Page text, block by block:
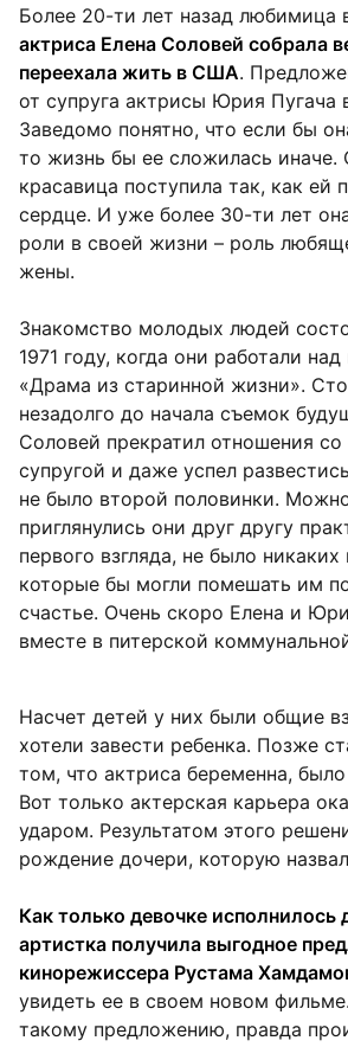
Более 20-ти лет назад любимица
актриса Елена Соловей собрала
переехала жить в США.
от супруга актрисы Юрия Пугача
Заведомо понятно, что если бы
то жизнь бы ее сложилась иначе.
красавица поступила так, как ей
сердце. И уже более 30-ти лет
роли в своей жизни – роль
жены.
Знакомство молодых людей
1971 году, когда они работали
«Драма из старинной жизни».
незадолго до начала съемок
Соловей прекратил отношения со
супругой и даже успел
не было второй половинки.
приглянулись они друг другу
первого взгляда, не было никаких
которые бы могли помешать им
счастье. Очень скоро Елена и
вместе в питерской
Насчет детей у них были общие
хотели завести ребенка. Позже
том, что актриса беременна,
Вот только актерская карьера
ударом. Результатом этого
рождение дочери, которую
Как только девочке исполнилось
артистка получила выгодное
кинорежиссера Рустама
увидеть ее в своем новом
такому предложению, правда